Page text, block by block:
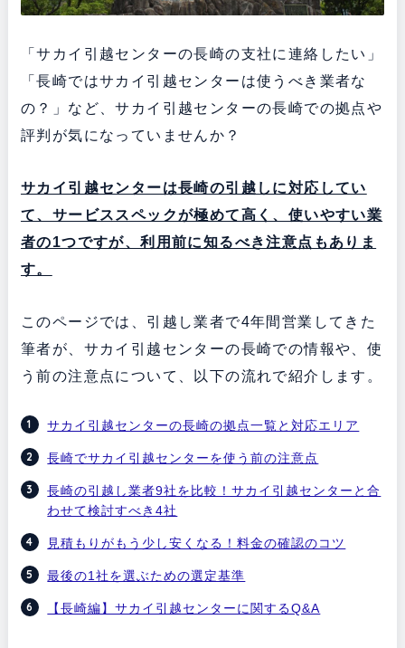
「サカイ引越センターの長崎の支社に連絡したい」
「長崎ではサカイ引越センターは使うべき業者な
の？」など、サカイ引越センターの長崎での拠点や
評判が気になっていませんか？
サカイ引越センターは長崎の引越しに対応してい
て、サービススペックが極めて高く、使いやすい業
者の1つですが、利用前に知るべき注意点もありま
す。
このページでは、引越し業者で4年間営業してきた
筆者が、サカイ引越センターの長崎での情報や、使
う前の注意点について、以下の流れで紹介します。
サカイ引越センターの長崎の拠点一覧と対応エリア
長崎でサカイ引越センターを使う前の注意点
長崎の引越し業者9社を比較！サカイ引越センターと合
わせて検討すべき4社
見積もりがもう少し安くなる！料金の確認のコツ
最後の1社を選ぶための選定基準
【長崎編】サカイ引越センターに関するQ&A